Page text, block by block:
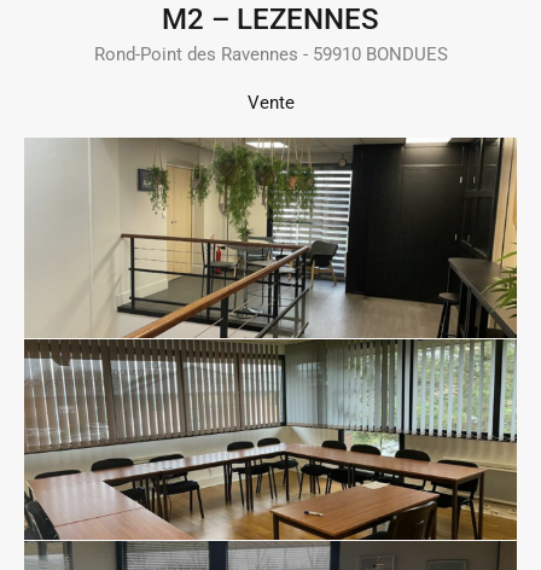
M2 – LEZENNES
Rond-Point des Ravennes - 59910 BONDUES
Vente